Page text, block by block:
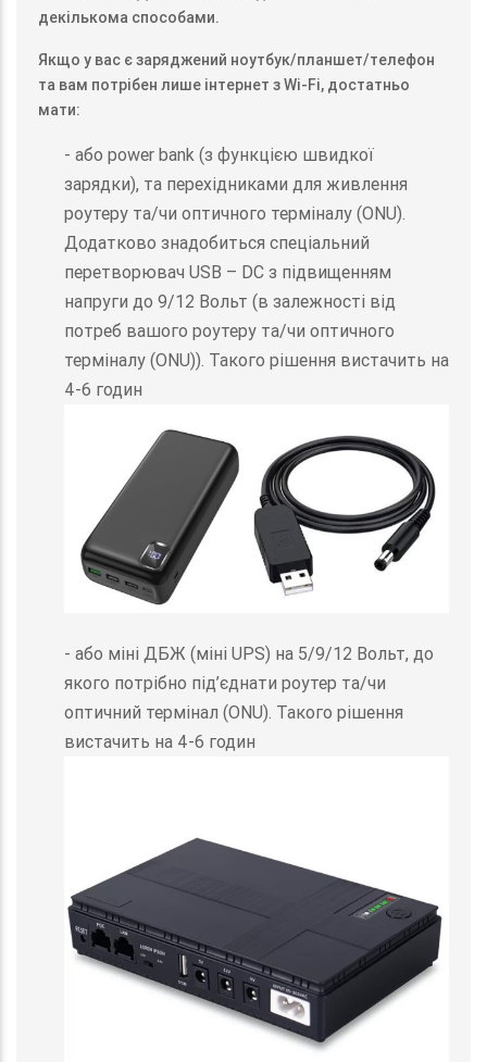
декількома способами.
Якщо у вас є заряджений ноутбук/планшет/телефон
та вам потрібен лише інтернет з Wi-Fi, достатньо
мати:
- або power bank (з функцією швидкої
зарядки), та перехідниками для живлення
роутеру та/чи оптичного терміналу (ONU).
Додатково знадобиться спеціальний
перетворювач USB – DC з підвищенням
напруги до 9/12 Вольт (в залежності від
потреб вашого роутеру та/чи оптичного
терміналу (ONU)). Такого рішення вистачить на
4-6 годин
- або міні ДБЖ (міні UPS) на 5/9/12 Вольт, до
якого потрібно під’єднати роутер та/чи
оптичний термінал (ONU). Такого рішення
вистачить на 4-6 годин